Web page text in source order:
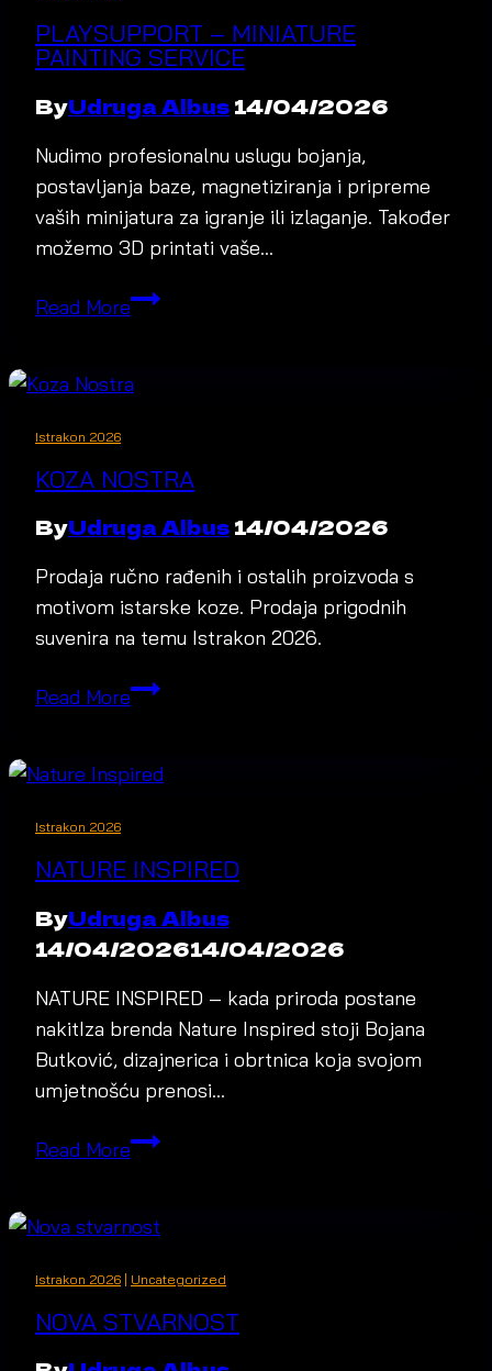
PLAYSUPPORT – MINIATURE
PAINTING SERVICE
ByUdruga Albus14/04/2026
Nudimo profesionalnu uslugu bojanja,
postavljanja baze, magnetiziranja i pripreme
vaših minijatura za igranje ili izlaganje. Također
možemo 3D printati vaše…
Read MorePlaySupport
painting
Istrakon 2026
KOZA NOSTRA
ByUdruga Albus14/04/2026
Prodaja ručno rađenih i ostalih proizvoda s
motivom istarske koze. Prodaja prigodnih
suvenira na temu Istrakon 2026.
Read MoreKoza
Istrakon 2026
NATURE INSPIRED
ByUdruga Albus
14/04/202614/04/2026
NATURE INSPIRED – kada priroda postane
nakitIza brenda Nature Inspired stoji Bojana
Butković, dizajnerica i obrtnica koja svojom
umjetnošću prenosi…
Read MoreNature
Istrakon 2026 | Uncategorized
NOVA STVARNOST